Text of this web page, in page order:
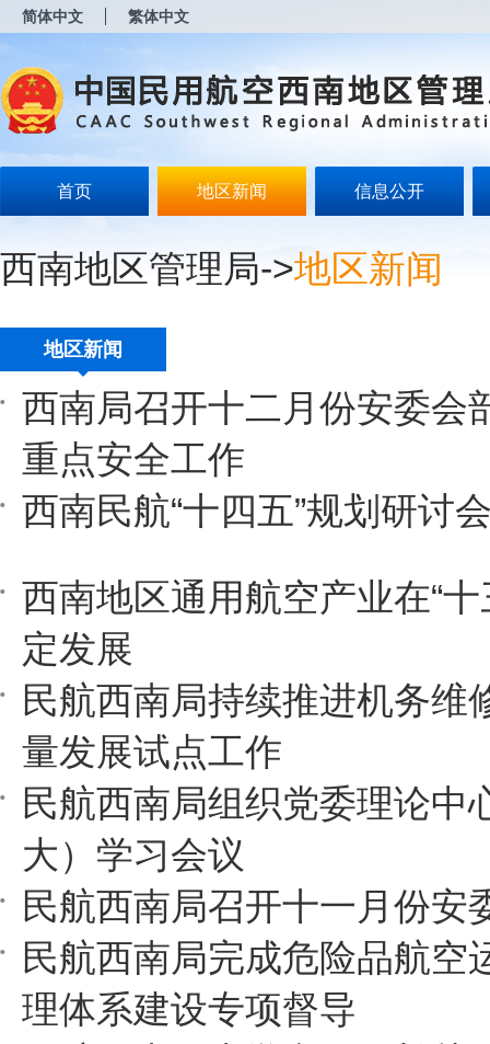
简体中文 繁体中文
首页 地区新闻 信息公开
西南地区管理局->地区新闻
地区新闻
西南局召开十二月份安委会
重点安全工作
西南民航“十四五”规划研讨
西南地区通用航空产业在“十
定发展
民航西南局持续推进机务维
量发展试点工作
民航西南局组织党委理论中
大）学习会议
民航西南局召开十一月份安
民航西南局完成危险品航空
理体系建设专项督导
开
无
障
说
Alt
加
导